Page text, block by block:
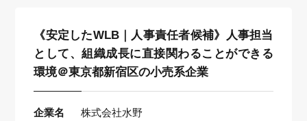
《安定したWLB｜人事責任者候補》人事担当
として、組織成長に直接関わることができる
環境＠東京都新宿区の小売系企業
企業名 株式会社水野